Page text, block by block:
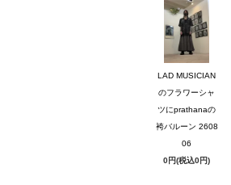
LAD MUSICIAN
のフラワーシャ
ツにprathanaの
袴バルーン 2608
06
0円(税込0円)